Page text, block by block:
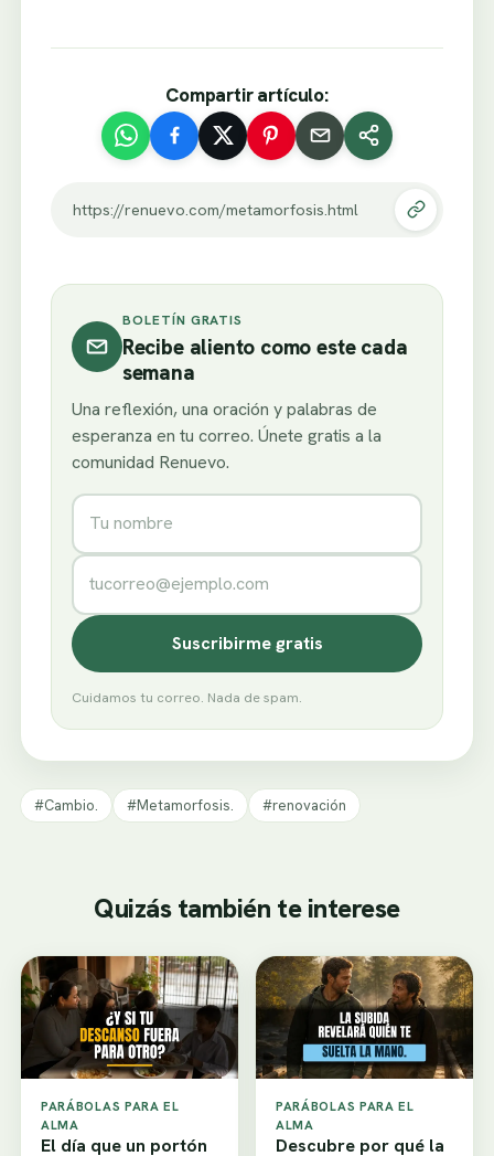
Compartir artículo:
https://renuevo.com/metamorfosis.html
BOLETÍN GRATIS
Recibe aliento como este cada
semana
Una reflexión, una oración y palabras de
esperanza en tu correo. Únete gratis a la
comunidad Renuevo.
Nombre
Correo electrónico
Suscribirme gratis
Cuidamos tu correo. Nada de spam.
#Cambio. #Metamorfosis. #renovación
Quizás también te interese
PARÁBOLAS PARA EL
ALMA
El día que un portón
PARÁBOLAS PARA EL
ALMA
Descubre por qué la